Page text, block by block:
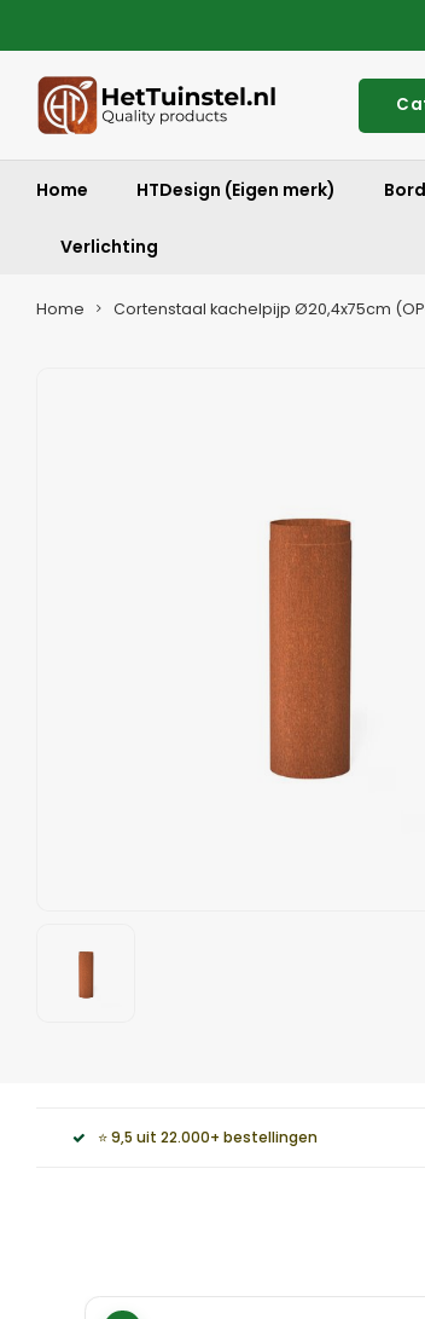
Home HTDesign (Eigen merk)
Verlichting
Home Cortenstaal kachelpijp Ø20,4x75cm
⭐ 9,5 uit 22.000+ bestellingen